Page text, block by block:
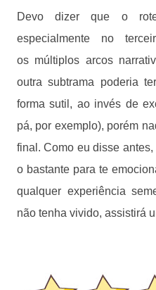
Devo dizer que o
especialmente no
os múltiplos arcos
outra subtrama poderia
forma sutil, ao invés de
pá, por exemplo), porém
final. Como eu disse antes,
o bastante para te
qualquer experiência
não tenha vivido, assistirá